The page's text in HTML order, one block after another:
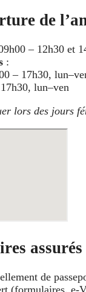
de
– 12h30 et
:
– 17h30,
lun–ven
lors des jours
assurés
de